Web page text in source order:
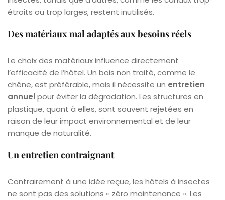
étroits ou trop larges, restent inutilisés.
Des matériaux mal adaptés aux besoins réels
Le choix des matériaux influence directement
l’efficacité de l’hôtel. Un bois non traité, comme le
chêne, est préférable, mais il nécessite un entretien
annuel pour éviter la dégradation. Les structures en
plastique, quant à elles, sont souvent rejetées en
raison de leur impact environnemental et de leur
manque de naturalité.
Un entretien contraignant
Contrairement à une idée reçue, les hôtels à insectes
ne sont pas des solutions « zéro maintenance ». Les